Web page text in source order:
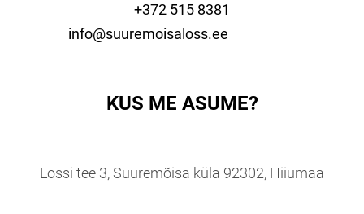
+372 515 8381
info@suuremoisaloss.ee
KUS ME ASUME?
Lossi tee 3, Suuremõisa küla 92302, Hiiumaa